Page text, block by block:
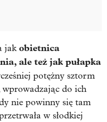
jakobietnica
ale też jak pułapka
potężny sztorm
wprowadzając do ich
nie powinny się tam
w słodkiej